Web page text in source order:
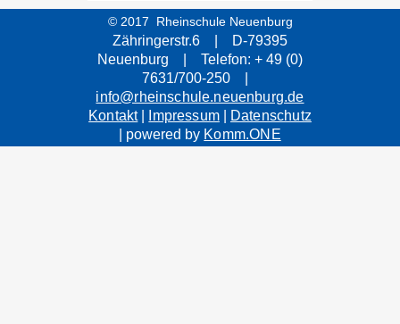
© 2017 Rheinschule Neuenburg
Zähringerstr.6 | D-79395
Neuenburg | Telefon: + 49 (0)
7631/700-250 |
info@rheinschule.neuenburg.de
Kontakt| Impressum|
Datenschutz
| powered by Komm.ONE